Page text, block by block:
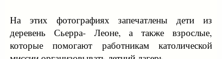
На этих фотографиях запечатлены дети из
деревень Сьерра- Леоне, а также взрослые,
которые помогают работникам католической